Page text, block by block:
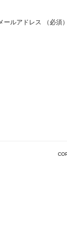
ールアドレス （必須）